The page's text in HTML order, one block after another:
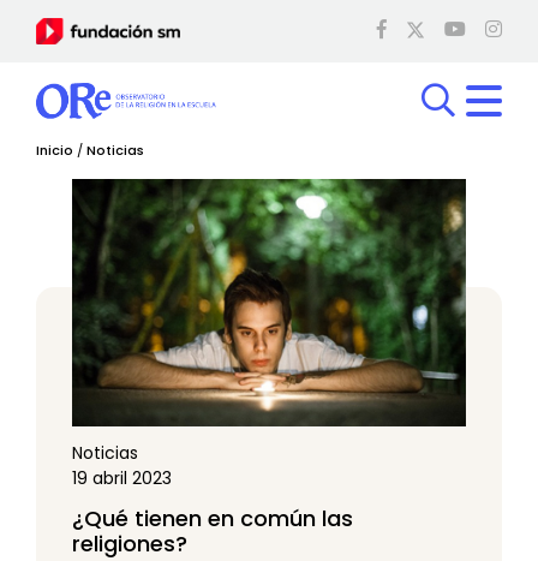
Inicio /Noticias
Noticias
19 abril 2023
¿Qué tienen en común las
religiones?